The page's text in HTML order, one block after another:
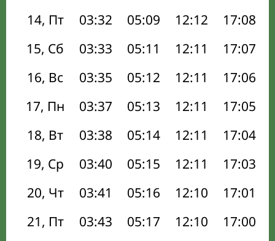
14, Пт
03:32 05:09 12:12 17:08
15, Сб
03:33 05:11 12:11 17:07
16, Вс
03:35 05:12 12:11 17:06
17, Пн
03:37 05:13 12:11 17:05
18, Вт
03:38 05:14 12:11 17:04
19, Ср
03:40 05:15 12:11 17:03
20, Чт
03:41 05:16 12:10 17:01
21, Пт
03:43 05:17 12:10 17:00